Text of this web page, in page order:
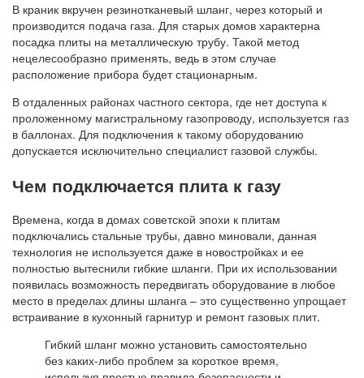
В краник вкручен резинотканевый шланг, через который и
производится подача газа. Для старых домов характерна
посадка плиты на металлическую трубу. Такой метод
нецелесообразно применять, ведь в этом случае
расположение прибора будет стационарным.
В отдаленных районах частного сектора, где нет доступа к
проложенному магистральному газопроводу, используется газ
в баллонах. Для подключения к такому оборудованию
допускается исключительно специалист газовой службы.
Чем подключается плита к газу
Времена, когда в домах советской эпохи к плитам
подключались стальные трубы, давно миновали, данная
технология не используется даже в новостройках и ее
полностью вытеснили гибкие шланги. При их использовании
появилась возможность передвигать оборудование в любое
место в пределах длины шланга – это существенно упрощает
встраивание в кухонный гарнитур и ремонт газовых плит.
Гибкий шланг можно установить самостоятельно
без каких-либо проблем за короткое время,